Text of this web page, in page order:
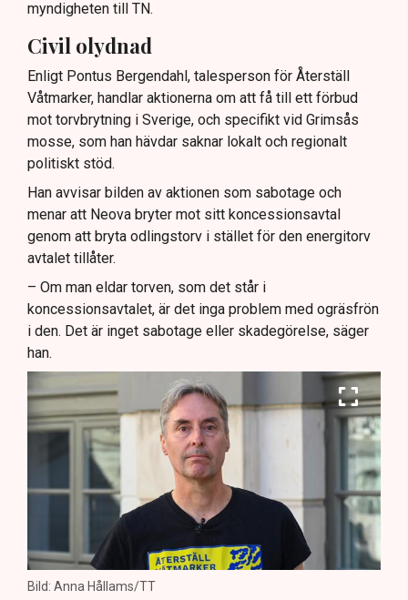
myndigheten till TN.
Civil olydnad
Enligt Pontus Bergendahl, talesperson för Återställ
Våtmarker, handlar aktionerna om att få till ett förbud
mot torvbrytning i Sverige, och specifikt vid Grimsås
mosse, som han hävdar saknar lokalt och regionalt
politiskt stöd.
Han avvisar bilden av aktionen som sabotage och
menar att Neova bryter mot sitt koncessionsavtal
genom att bryta odlingstorv i stället för den energitorv
avtalet tillåter.
– Om man eldar torven, som det står i
koncessionsavtalet, är det inga problem med ogräsfrön
i den. Det är inget sabotage eller skadegörelse, säger
han.
Bild: Anna Hållams/TT